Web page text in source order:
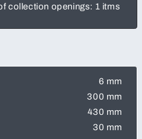
collection openings: 1 itms
6 mm
300 mm
430 mm
30 mm